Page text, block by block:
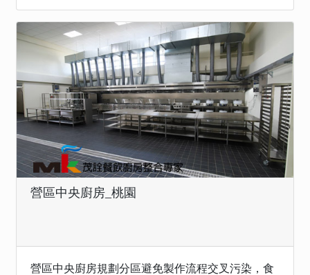
營區中央廚房_桃園
營區中央廚房規劃分區避免製作流程交叉污染，食